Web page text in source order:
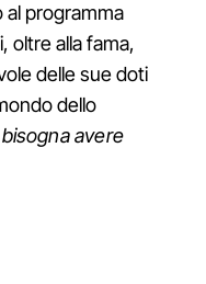
al programma
oltre alla fama,
delle sue doti
dello
avere